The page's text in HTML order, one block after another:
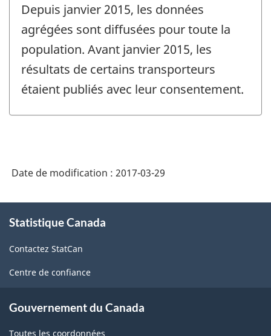
référence
de
changement
-
Depuis janvier 2015, les données
agrégées sont diffusées pour toute la
population. Avant janvier 2015, les
résultats de certains transporteurs
étaient publiés avec leur consentement.
Date de modification : 2017-03-29
propos
ce
site
Statistique Canada
Contactez StatCan
Centre de confiance
Gouvernement du Canada
Toutes les coordonnées